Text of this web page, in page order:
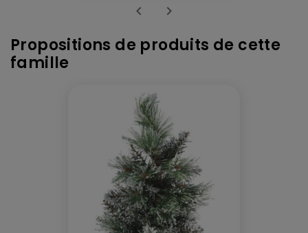
 
Propositions de produits de cette
famille